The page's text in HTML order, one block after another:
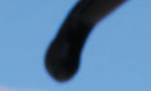
en temps réel*/